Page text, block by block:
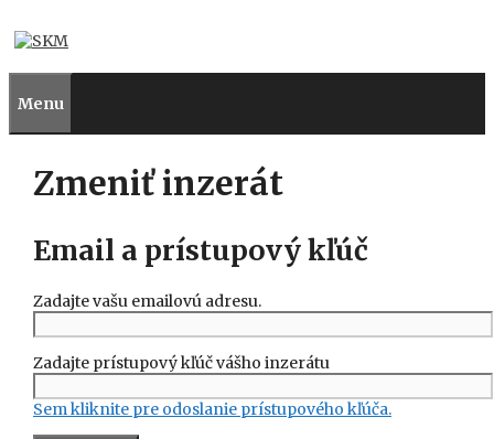
na
Menu
Zmeniť inzerát
Email a prístupový kľúč
Zadajte vašu emailovú adresu.
Zadajte prístupový kľúč vášho inzerátu
Sem kliknite pre odoslanie prístupového kľúča.